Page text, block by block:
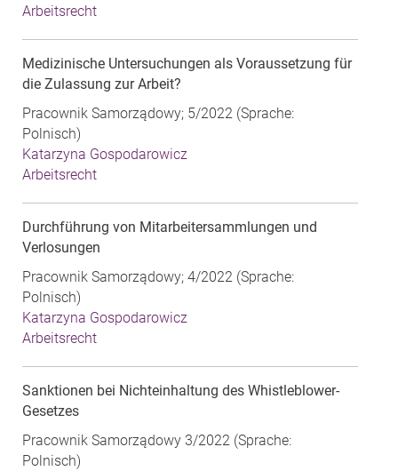
Arbeitsrecht
Medizinische Untersuchungen als Voraussetzung für
die Zulassung zur Arbeit?
Pracownik Samorządowy; 5/2022 (Sprache:
Polnisch)
Katarzyna Gospodarowicz
Arbeitsrecht
Durchführung von Mitarbeitersammlungen und
Verlosungen
Pracownik Samorządowy; 4/2022 (Sprache:
Polnisch)
Katarzyna Gospodarowicz
Arbeitsrecht
Sanktionen bei Nichteinhaltung des Whistleblower-
Gesetzes
Pracownik Samorządowy 3/2022 (Sprache:
Polnisch)